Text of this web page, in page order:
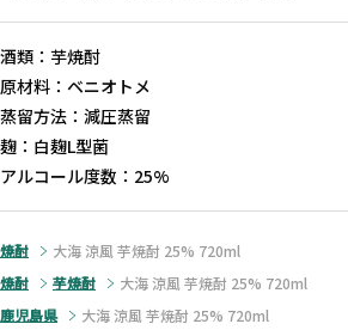
酒類：芋焼酎
原材料：ベニオトメ
蒸留方法：減圧蒸留
麹：白麹L型菌
アルコール度数：25%
焼酎
大海 涼風 芋焼酎 25% 720ml
焼酎
芋焼酎
大海 涼風 芋焼酎 25% 720ml
鹿児島県
大海 涼風 芋焼酎 25% 720ml